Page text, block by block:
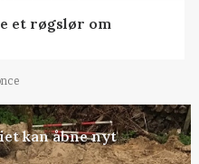
et røgslør om
kan åbne nyt